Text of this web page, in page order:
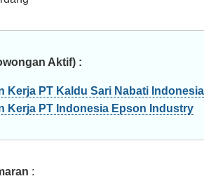
Aktif) :
Kerja PT Kaldu Sari Nabati Indonesia
Kerja PT Indonesia Epson Industry
: